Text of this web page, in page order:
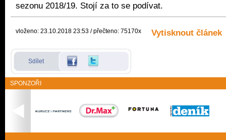
sezonu 2018/19. Stojí za to se podívat.
vloženo: 23.10.2018 23:53 / přečteno: 75170x Vytisknout článek
Sdílet
SPONZOŘI